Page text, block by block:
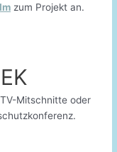
zum Projekt an.
Mitschnitte oder